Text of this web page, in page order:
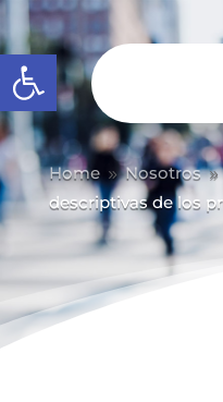
Abrir barra de
Home 9 Nosotros 9
descriptivas de los